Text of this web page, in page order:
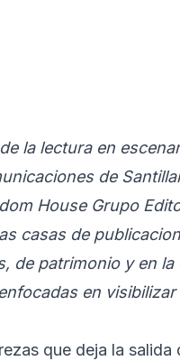
la lectura en
de
House Grupo
casas de
de patrimonio y en
en
que deja la salida